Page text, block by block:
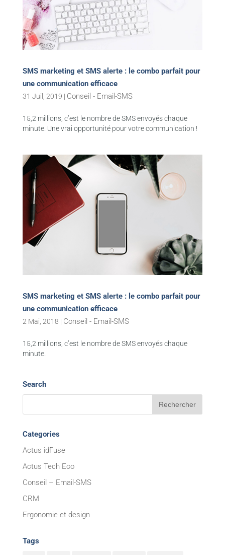
SMS marketing et SMS alerte : le combo parfait pour
une communication efficace
31 Juil, 2019 | Conseil - Email-SMS
15,2 millions, c’est le nombre de SMS envoyés chaque
minute. Une vrai opportunité pour votre communication !
SMS marketing et SMS alerte : le combo parfait pour
une communication efficace
2 Mai, 2018 | Conseil - Email-SMS
15,2 millions, c’est le nombre de SMS envoyés chaque
minute.
Search
Categories
Actus idFuse
Actus Tech Eco
Conseil – Email-SMS
CRM
Ergonomie et design
Tags